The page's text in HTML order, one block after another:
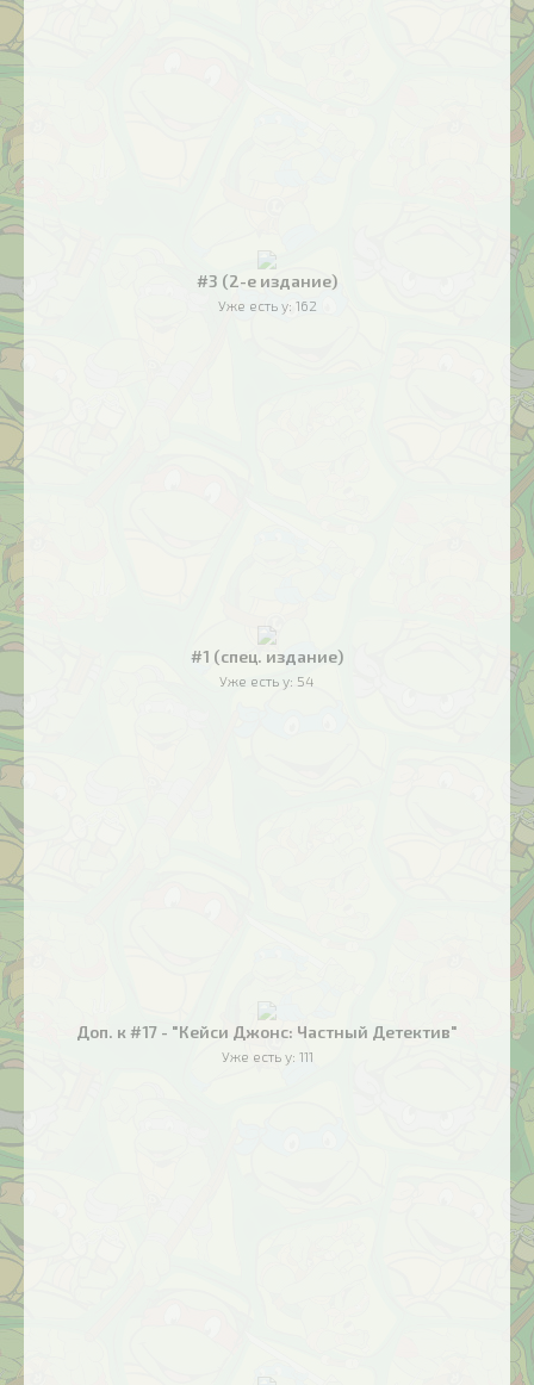
#3 (2-е издание)
Уже есть у: 162
#1 (спец. издание)
Уже есть у: 54
Доп. к #17 - "Кейси Джонс: Частный Детектив"
Уже есть у: 111